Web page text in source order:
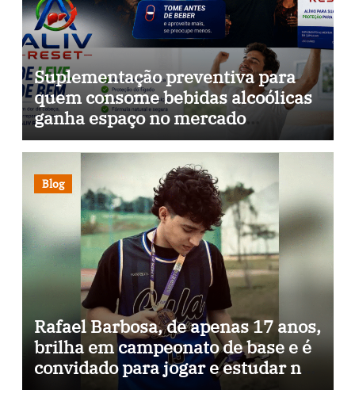
Suplementação preventiva para
quem consome bebidas alcoólicas
ganha espaço no mercado
brasileiro
Blog
Rafael Barbosa, de apenas 17 anos,
brilha em campeonato de base e é
convidado para jogar e estudar na
Itália